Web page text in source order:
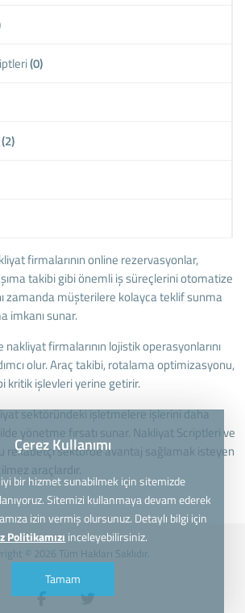
(0)
(2)
firmalarının online rezervasyonlar,
takibi gibi önemli iş süreçlerini otomatize
zamanda müşterilere kolayca teklif sunma
imkanı sunar.
nakliyat firmalarının lojistik operasyonlarını
olur. Araç takibi, rotalama optimizasyonu,
kritik işlevleri yerine getirir.
sektöründeki işletmelere işlerini daha
yönetme fırsatı sunar. Nakliyat Scriptleri ve
rekabetçi sektörde avantaj sağlamak isteyen
araçlardır.
© 2026 Tüm Hakları Saklıdır.
Çerez Kullanımı
bir hizmet sunabilmek için sitemizde
Sitemizi kullanmaya devam ederek
izin vermiş olursunuz. Detaylı bilgi için
Politikamızı inceleyebilirsiniz.
Tamam